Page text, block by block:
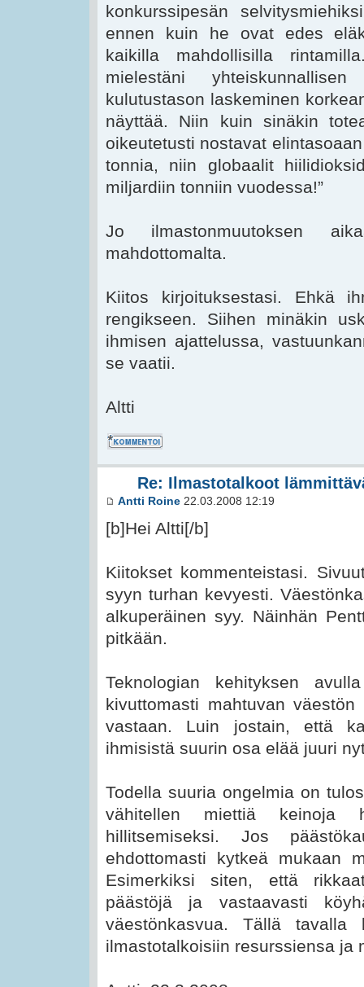
konkurssipesän
ennen kuin he ovat edes
kaikilla mahdollisilla
mielestäni
kulutustason laskeminen
näyttää. Niin kuin sinäkin
oikeutetusti nostavat
tonnia, niin globaalit
miljardiin tonniin vuodessa!”
Jo ilmastonmuutoksen
mahdottomalta.
Kiitos kirjoituksestasi. Ehkä
rengikseen. Siihen minäkin
ihmisen ajattelussa,
se vaatii.
Altti
Kommentoi
Re: Ilmastotalkoot
Antti Roine 22.03.2008 12:19
[b]Hei Altti[/b]
Kiitokset kommenteistasi.
syyn turhan kevyesti.
alkuperäinen syy. Näinhän
pitkään.
Teknologian kehityksen
kivuttomasti mahtuvan
vastaan. Luin jostain, että
ihmisistä suurin osa elää juuri
Todella suuria ongelmia on
vähitellen miettiä keinoja
hillitsemiseksi. Jos
ehdottomasti kytkeä mukaan
Esimerkiksi siten, että
päästöjä ja vastaavasti
väestönkasvua. Tällä
ilmastotalkoisiin resurssiensa ja